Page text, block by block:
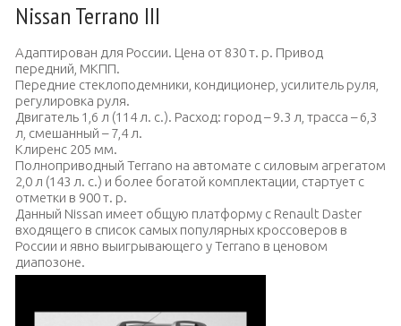
Nissan Terrano III
Адаптирован для России. Цена от 830 т. р. Привод
передний, МКПП.
Передние стеклоподемники, кондиционер, усилитель руля,
регулировка руля.
Двигатель 1,6 л (114 л. с.). Расход: город – 9.3 л, трасса – 6,3
л, смешанный – 7,4 л.
Клиренс 205 мм.
Полноприводный Terrano на автомате с силовым агрегатом
2,0 л (143 л. с.) и более богатой комплектации, стартует с
отметки в 900 т. р.
Данный Nissan имеет общую платформу с Renault Daster
входящего в список самых популярных кроссоверов в
России и явно выигрывающего у Terrano в ценовом
диапозоне.